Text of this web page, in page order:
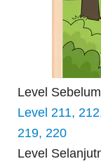
Level
Level 211,
219, 220
Level